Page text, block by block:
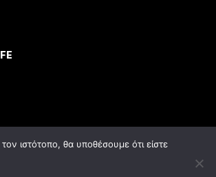
ιστότοπο, θα υποθέσουμε ότι είστε